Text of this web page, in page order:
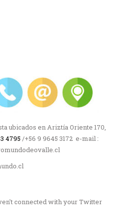
ubicados en Ariztía Oriente 170,
4795 /+56 9 9645 3172 e-mail :
connected with your Twitter